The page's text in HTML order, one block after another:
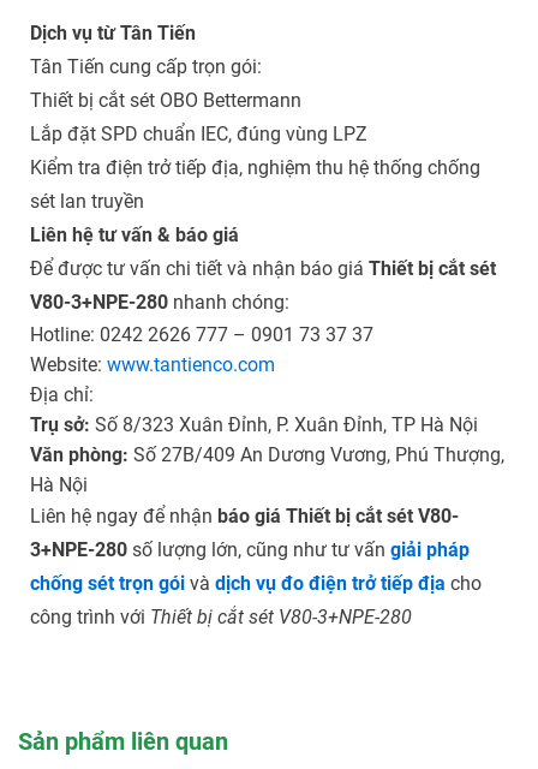
Dịch vụ từ Tân Tiến
Tân Tiến cung cấp trọn gói:
Thiết bị cắt sét OBO Bettermann
Lắp đặt SPD chuẩn IEC, đúng vùng LPZ
Kiểm tra điện trở tiếp địa, nghiệm thu hệ thống chống
sét lan truyền
Liên hệ tư vấn & báo giá
Để được tư vấn chi tiết và nhận báo giá Thiết bị cắt sét
V80-3+NPE-280nhanh chóng:
Hotline: 0242 2626 777 – 0901 73 37 37
Website: www.tantienco.com
Địa chỉ:
Trụ sở: Số 8/323 Xuân Đỉnh, P. Xuân Đỉnh, TP Hà Nội
Văn phòng: Số 27B/409 An Dương Vương, Phú Thượng,
Hà Nội
Liên hệ ngay để nhận báo giá Thiết bị cắt sét V80-
3+NPE-280số lượng lớn, cũng như tư vấn giải pháp
chống sét trọn gói và dịch vụ đo điện trở tiếp địa cho
công trình với Thiết bị cắt sét V80-3+NPE-280
Sản phẩm liên quan